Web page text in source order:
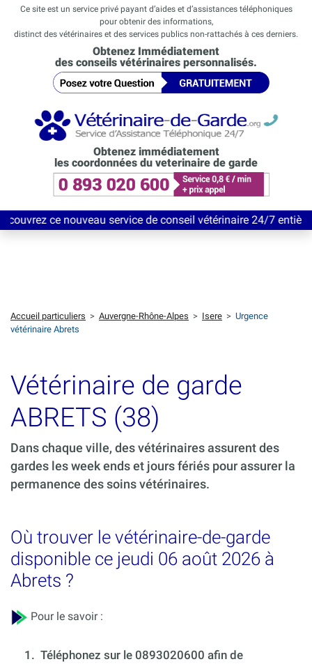
Ce site est un service privé payant d’aides et d’assistances téléphoniques
pour obtenir des informations,
distinct des vétérinaires et des services publics non-rattachés à ces derniers.
Obtenez Immédiatement
des conseils vétérinaires personnalisés.
Obtenez immédiatement
les coordonnées du veterinaire de garde
nouveau service de conseil vétérinaire 24/7 entièrement
Accueil particuliers > Auvergne-Rhône-Alpes > Isere > Urgence
vétérinaire Abrets
Vétérinaire de garde
ABRETS (38)
Dans chaque ville, des vétérinaires assurent des
gardes les week ends et jours fériés pour assurer la
permanence des soins vétérinaires.
Où trouver le vétérinaire-de-garde
disponible ce jeudi 06 août 2026 à
Abrets ?
Pour le savoir :
1. Téléphonez sur le 0893020600 afin de